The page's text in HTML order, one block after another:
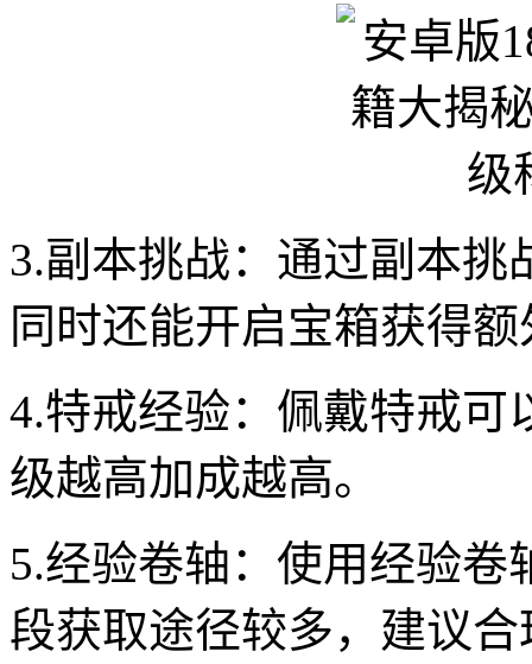
3.副本挑战：通过副本
同时还能开启宝箱获得
4.特戒经验：佩戴特戒可
级越高加成越高。
5.经验卷轴：使用经验
段获取途径较多，建议